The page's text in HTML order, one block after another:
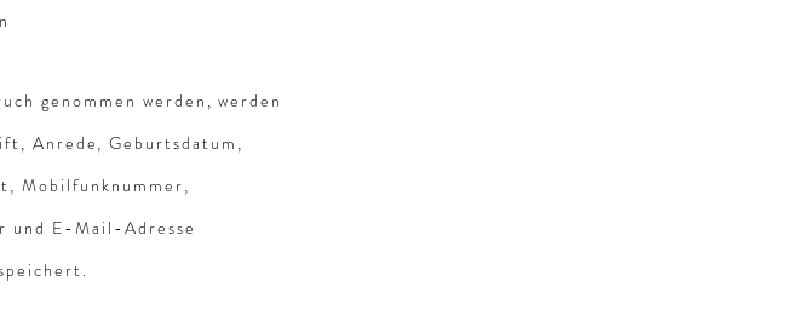
genommen werden, werden
Anrede, Geburtsdatum,
Mobilfunknummer,
und E-Mail-Adresse